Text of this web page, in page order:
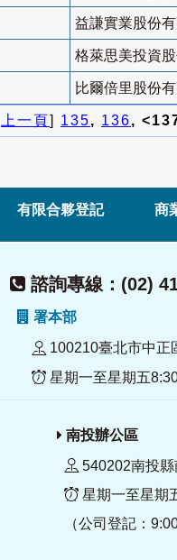
益謙實業股份有
格萊思美投資
比爾倍里股份
上一頁] 135, 136,
有限合夥登記 商
諮詢專線：(02)
署本部
100210臺北市中正
星期一至星期五
南投辦公區
540202南投
星期一至星期
（公司登記：